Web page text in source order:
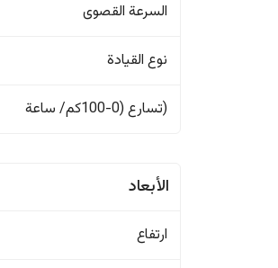
السرعة القصوى
نوع القيادة
(تسارع (0-100كم/ ساعة
الأبعاد
ارتفاع